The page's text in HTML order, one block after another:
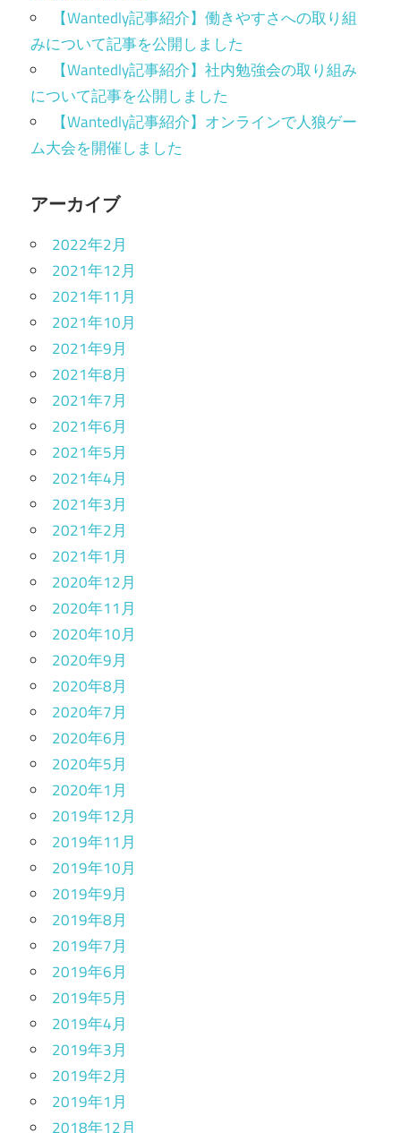
【Wantedly記事紹介】働きやすさへの取り組
みについて記事を公開しました
【Wantedly記事紹介】社内勉強会の取り組み
について記事を公開しました
【Wantedly記事紹介】オンラインで人狼ゲー
ム大会を開催しました
アーカイブ
2022年2月
2021年12月
2021年11月
2021年10月
2021年9月
2021年8月
2021年7月
2021年6月
2021年5月
2021年4月
2021年3月
2021年2月
2021年1月
2020年12月
2020年11月
2020年10月
2020年9月
2020年8月
2020年7月
2020年6月
2020年5月
2020年1月
2019年12月
2019年11月
2019年10月
2019年9月
2019年8月
2019年7月
2019年6月
2019年5月
2019年4月
2019年3月
2019年2月
2019年1月
2018年12月